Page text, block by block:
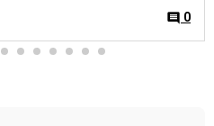
comment 0